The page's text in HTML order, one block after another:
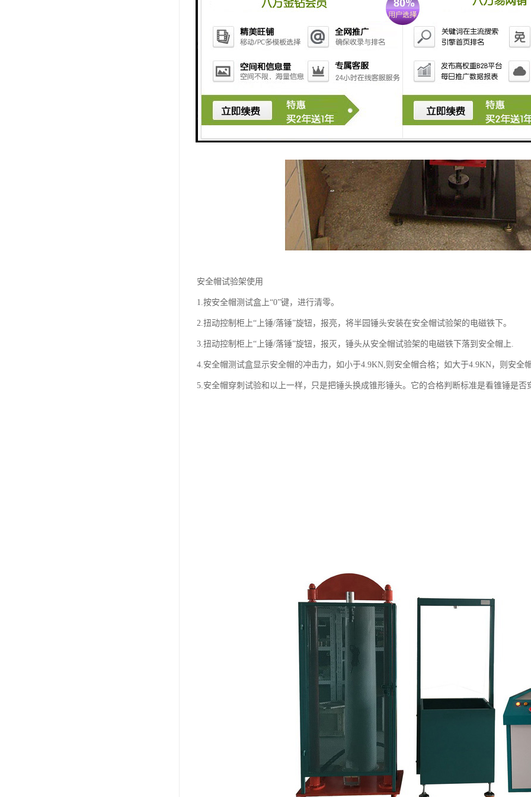
安全帽试验架使用
1.按安全帽测试盒上“0”键，进行清零。
2.扭动控制柜上“上锤/落锤”旋钮，报亮，将半园锤头安装在安全帽试验架的电磁铁下。
3.扭动控制柜上“上锤/落锤”旋钮，报灭，锤头从安全帽试验架的电磁铁下落到安全帽上.
4.安全帽测试盒显示安全帽的冲击力，如小于4.9KN,则安全帽合格；如大于4.9KN，则安全
5.安全帽穿刺试验和以上一样，只是把锤头换成锥形锤头。它的合格判断标准是看锥锤是否